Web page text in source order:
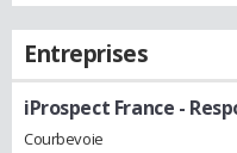
Entreprises
iProspect France -
Courbevoie